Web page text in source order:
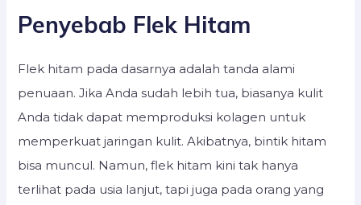
Penyebab Flek Hitam
Flek hitam pada dasarnya adalah tanda alami
penuaan. Jika Anda sudah lebih tua, biasanya kulit
Anda tidak dapat memproduksi kolagen untuk
memperkuat jaringan kulit. Akibatnya, bintik hitam
bisa muncul. Namun, flek hitam kini tak hanya
terlihat pada usia lanjut, tapi juga pada orang yang